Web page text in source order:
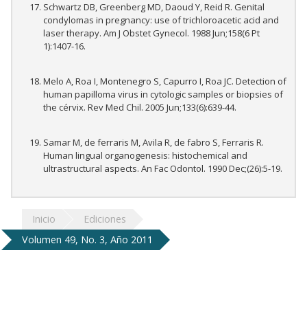
Schwartz DB, Greenberg MD, Daoud Y, Reid R. Genital
condylomas in pregnancy: use of trichloroacetic acid and
laser therapy. Am J Obstet Gynecol. 1988 Jun;158(6 Pt
1):1407-16.
Melo A, Roa I, Montenegro S, Capurro I, Roa JC. Detection of
human papilloma virus in cytologic samples or biopsies of
the cérvix. Rev Med Chil. 2005 Jun;133(6):639-44.
Samar M, de ferraris M, Avila R, de fabro S, Ferraris R.
Human lingual organogenesis: histochemical and
ultrastructural aspects. An Fac Odontol. 1990 Dec;(26):5-19.
Inicio
Ediciones
Volumen 49, No. 3, Año 2011